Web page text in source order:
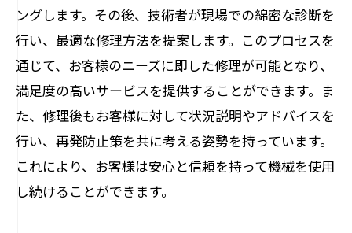
ングします。その後、技術者が現場での綿密な診断を
行い、最適な修理方法を提案します。このプロセスを
通じて、お客様のニーズに即した修理が可能となり、
満足度の高いサービスを提供することができます。ま
た、修理後もお客様に対して状況説明やアドバイスを
行い、再発防止策を共に考える姿勢を持っています。
これにより、お客様は安心と信頼を持って機械を使用
し続けることができます。